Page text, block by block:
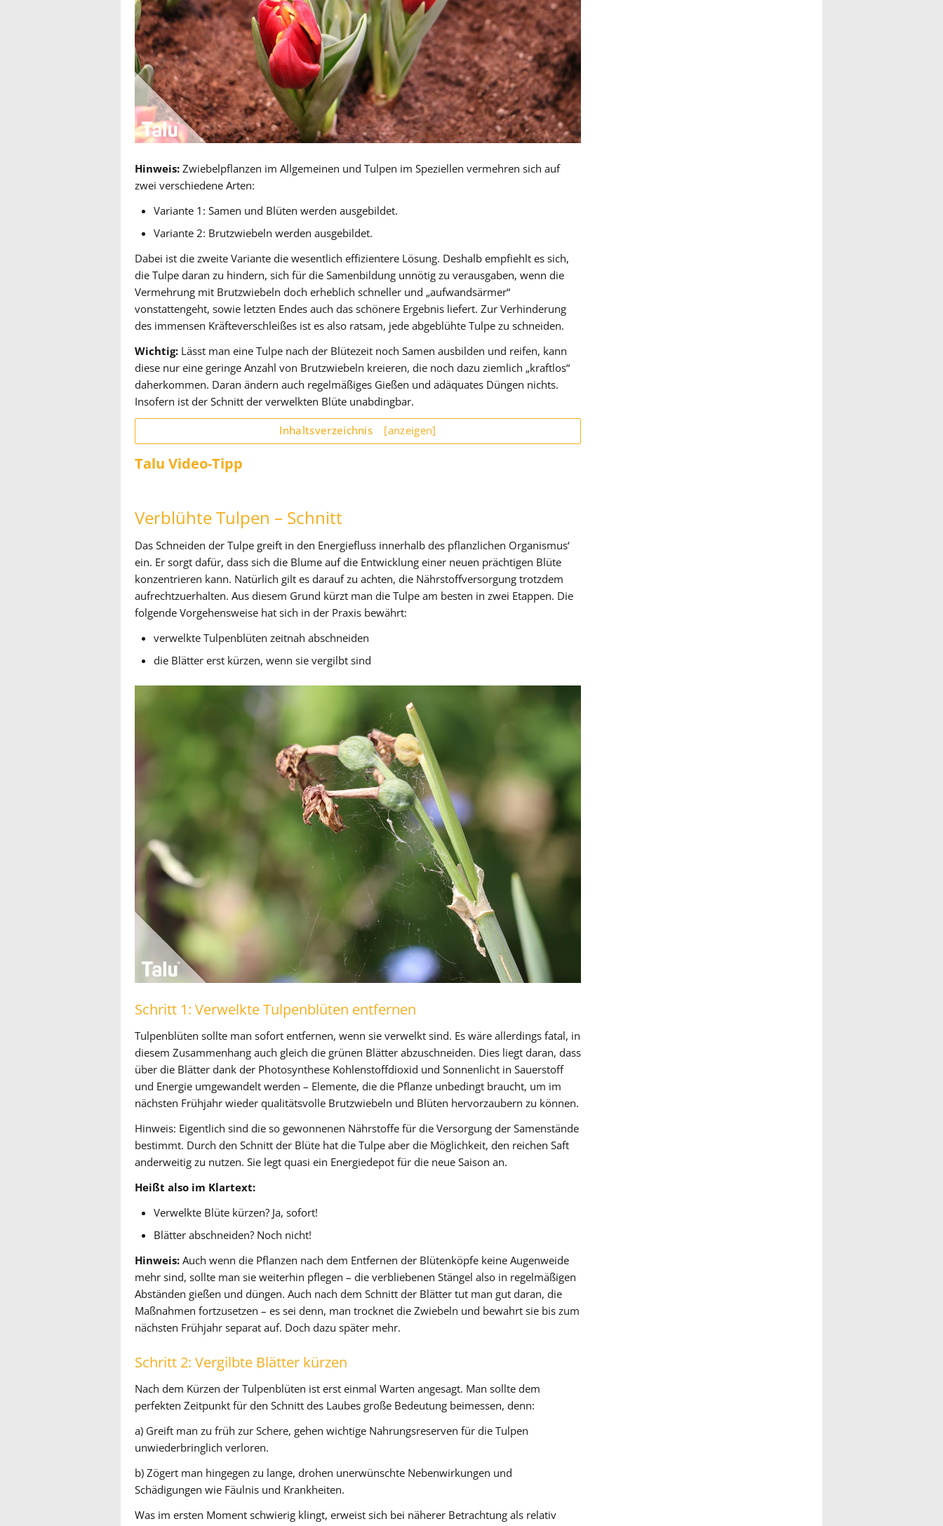
Hinweis: Zwiebelpflanzen im Allgemeinen und Tulpen im Speziellen vermehren sich auf
zwei verschiedene Arten:
Variante 1: Samen und Blüten werden ausgebildet.
Variante 2: Brutzwiebeln werden ausgebildet.
Dabei ist die zweite Variante die wesentlich effizientere Lösung. Deshalb empfiehlt es sich,
die Tulpe daran zu hindern, sich für die Samenbildung unnötig zu verausgaben, wenn die
Vermehrung mit Brutzwiebeln doch erheblich schneller und „aufwandsärmer“
vonstattengeht, sowie letzten Endes auch das schönere Ergebnis liefert. Zur Verhinderung
des immensen Kräfteverschleißes ist es also ratsam, jede abgeblühte Tulpe zu schneiden.
Wichtig: Lässt man eine Tulpe nach der Blütezeit noch Samen ausbilden und reifen, kann
diese nur eine geringe Anzahl von Brutzwiebeln kreieren, die noch dazu ziemlich „kraftlos“
daherkommen. Daran ändern auch regelmäßiges Gießen und adäquates Düngen nichts.
Insofern ist der Schnitt der verwelkten Blüte unabdingbar.
Inhaltsverzeichnis [anzeigen]
Talu Video-Tipp
Verblühte Tulpen – Schnitt
Das Schneiden der Tulpe greift in den Energiefluss innerhalb des pflanzlichen Organismus‘
ein. Er sorgt dafür, dass sich die Blume auf die Entwicklung einer neuen prächtigen Blüte
konzentrieren kann. Natürlich gilt es darauf zu achten, die Nährstoffversorgung trotzdem
aufrechtzuerhalten. Aus diesem Grund kürzt man die Tulpe am besten in zwei Etappen. Die
folgende Vorgehensweise hat sich in der Praxis bewährt:
verwelkte Tulpenblüten zeitnah abschneiden
die Blätter erst kürzen, wenn sie vergilbt sind
Schritt 1: Verwelkte Tulpenblüten entfernen
Tulpenblüten sollte man sofort entfernen, wenn sie verwelkt sind. Es wäre allerdings fatal, in
diesem Zusammenhang auch gleich die grünen Blätter abzuschneiden. Dies liegt daran, dass
über die Blätter dank der Photosynthese Kohlenstoffdioxid und Sonnenlicht in Sauerstoff
und Energie umgewandelt werden – Elemente, die die Pflanze unbedingt braucht, um im
nächsten Frühjahr wieder qualitätsvolle Brutzwiebeln und Blüten hervorzaubern zu können.
Hinweis: Eigentlich sind die so gewonnenen Nährstoffe für die Versorgung der Samenstände
bestimmt. Durch den Schnitt der Blüte hat die Tulpe aber die Möglichkeit, den reichen Saft
anderweitig zu nutzen. Sie legt quasi ein Energiedepot für die neue Saison an.
Heißt also im Klartext:
Verwelkte Blüte kürzen? Ja, sofort!
Blätter abschneiden? Noch nicht!
Hinweis: Auch wenn die Pflanzen nach dem Entfernen der Blütenköpfe keine Augenweide
mehr sind, sollte man sie weiterhin pflegen – die verbliebenen Stängel also in regelmäßigen
Abständen gießen und düngen. Auch nach dem Schnitt der Blätter tut man gut daran, die
Maßnahmen fortzusetzen – es sei denn, man trocknet die Zwiebeln und bewahrt sie bis zum
nächsten Frühjahr separat auf. Doch dazu später mehr.
Schritt 2: Vergilbte Blätter kürzen
Nach dem Kürzen der Tulpenblüten ist erst einmal Warten angesagt. Man sollte dem
perfekten Zeitpunkt für den Schnitt des Laubes große Bedeutung beimessen, denn:
a) Greift man zu früh zur Schere, gehen wichtige Nahrungsreserven für die Tulpen
unwiederbringlich verloren.
b) Zögert man hingegen zu lange, drohen unerwünschte Nebenwirkungen und
Schädigungen wie Fäulnis und Krankheiten.
Was im ersten Moment schwierig klingt, erweist sich bei näherer Betrachtung als relativ